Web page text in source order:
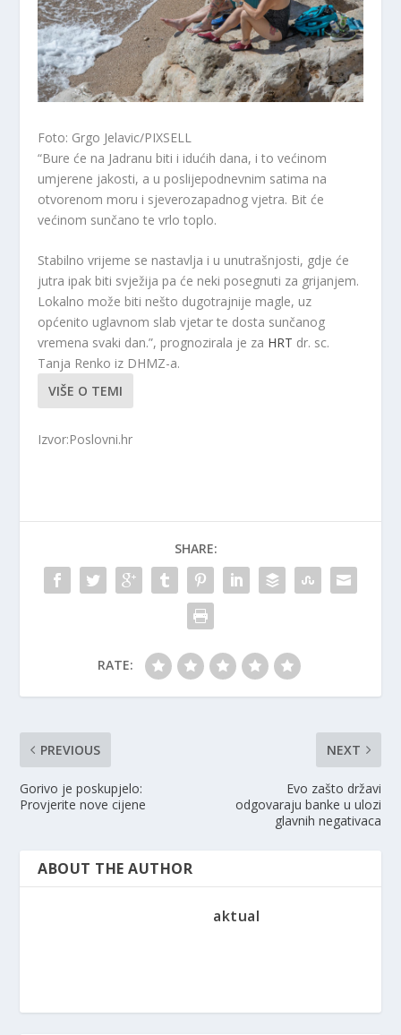
Foto: Grgo Jelavic/PIXSELL
“Bure će na Jadranu biti i idućih dana, i to većinom
umjerene jakosti, a u poslijepodnevnim satima na
otvorenom moru i sjeverozapadnog vjetra. Bit će
većinom sunčano te vrlo toplo.
Stabilno vrijeme se nastavlja i u unutrašnjosti, gdje će
jutra ipak biti svježija pa će neki posegnuti za grijanjem.
Lokalno može biti nešto dugotrajnije magle, uz
općenito uglavnom slab vjetar te dosta sunčanog
vremena svaki dan.”, prognozirala je za HRT dr. sc.
Tanja Renko iz DHMZ-a.
VIŠE O TEMI
Izvor:Poslovni.hr
SHARE:
RATE:
PREVIOUS
Gorivo je poskupjelo:
Provjerite nove cijene
NEXT
Evo zašto državi
odgovaraju banke u ulozi
glavnih negativaca
ABOUT THE AUTHOR
aktual